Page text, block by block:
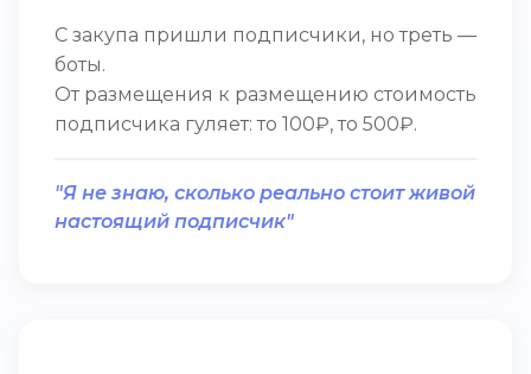
С закупа пришли подписчики, но треть —
боты.
От размещения к размещению стоимость
подписчика гуляет: то 100₽, то 500₽.
"Я не знаю, сколько реально стоит живой
настоящий подписчик"